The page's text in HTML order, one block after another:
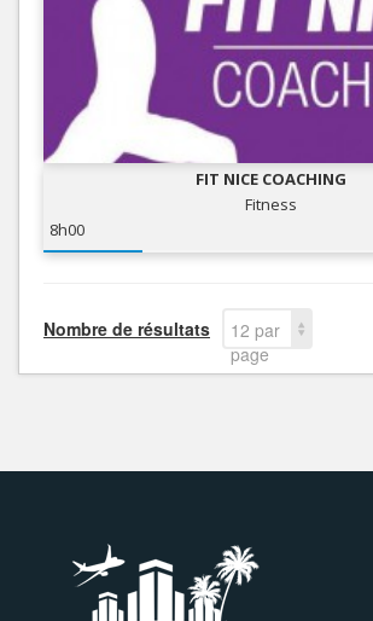
FIT NICE COACHING
Fitness
8h00
Nombre de résultats
12 par
page